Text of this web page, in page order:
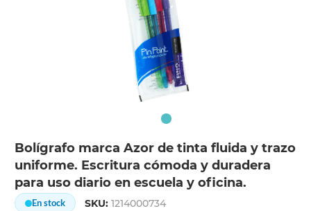
Bolígrafo marca Azor de tinta fluida y trazo
uniforme. Escritura cómoda y duradera
para uso diario en escuela y oficina.
En stock SKU:1214000734